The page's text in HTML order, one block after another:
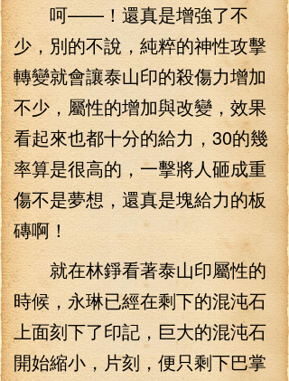
呵——！還真是增強了不
少，別的不說，純粹的神性攻擊
轉變就會讓泰山印的殺傷力增加
不少，屬性的增加與改變，效果
看起來也都十分的給力，30的幾
率算是很高的，一擊將人砸成重
傷不是夢想，還真是塊給力的板
磚啊！
就在林錚看著泰山印屬性的
時候，永琳已經在剩下的混沌石
上面刻下了印記，巨大的混沌石
開始縮小，片刻，便只剩下巴掌